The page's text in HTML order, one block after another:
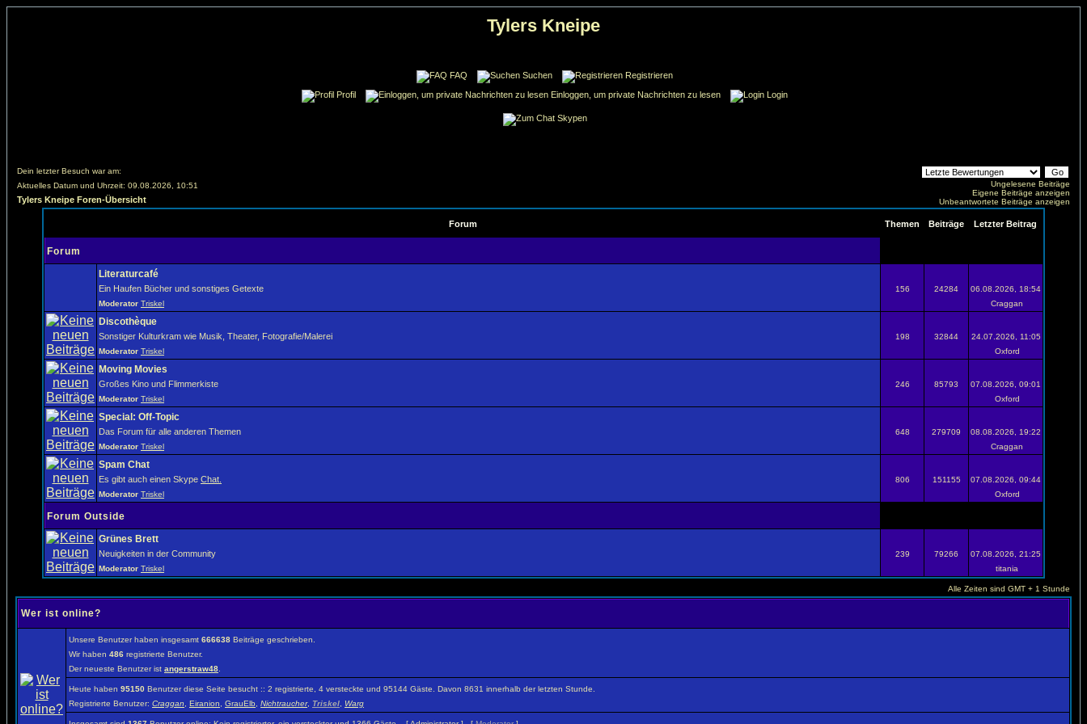
Tylers Kneipe
FAQ Suchen
Registrieren
Profil
Einloggen, um private Nachrichten zu lesen Login
Skypen
Dein letzter Besuch war am:
Aktuelles Datum und Uhrzeit: 09.08.2026, 10:51
Tylers Kneipe Foren-Übersicht
Ungelesene Beiträge
Eigene Beiträge anzeigen
Unbeantwortete Beiträge anzeigen
Forum Themen Beiträge Letzter Beitrag
Forum
Literaturcafé
Ein Haufen Bücher und sonstiges Getexte
Moderator Triskel
156 24284
06.08.2026, 18:54
Craggan
Discothèque
Sonstiger Kulturkram wie Musik, Theater, Fotografie/Malerei
Moderator Triskel
198 32844
24.07.2026, 11:05
Oxford
Moving Movies
Großes Kino und Flimmerkiste
Moderator Triskel
246 85793
07.08.2026, 09:01
Oxford
Special: Off-Topic
Das Forum für alle anderen Themen
Moderator Triskel
648 279709
08.08.2026, 19:22
Craggan
Spam Chat
Es gibt auch einen Skype Chat.
Moderator Triskel
806 151155
07.08.2026, 09:44
Oxford
Forum Outside
Grünes Brett
Neuigkeiten in der Community
Moderator Triskel
239 79266
07.08.2026, 21:25
titania
Alle Zeiten sind GMT + 1 Stunde
Wer ist online?
Unsere Benutzer haben insgesamt 666638 Beiträge geschrieben.
Wir haben 486 registrierte Benutzer.
Der neueste Benutzer ist angerstraw48
Heute haben 95150 Benutzer diese Seite besucht :: 2 registrierte, 4 versteckte und 95144 Gäste. Davon 8631 innerhalb der letzten Stunde.
Registrierte Benutzer: Craggan Eiranion GrauElb Nichtraucher, Triskel Warg